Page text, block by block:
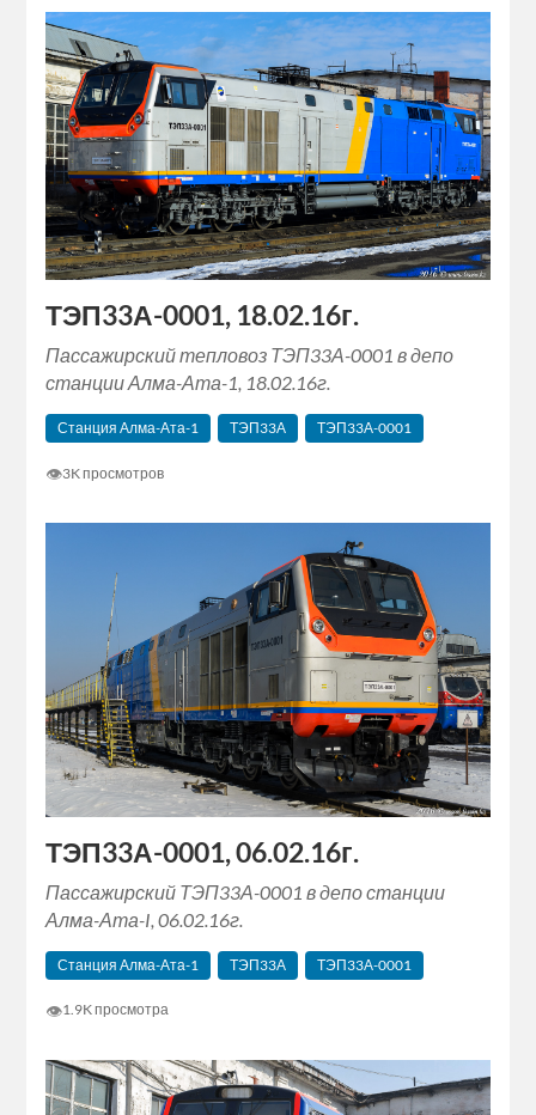
ТЭП33А-0001, 18.02.16г.
Пассажирский тепловоз ТЭП33А-0001 в депо
станции Алма-Ата-1, 18.02.16г.
Станция Алма-Ата-1 ТЭП33А ТЭП33А-0001
👁3K просмотров
ТЭП33А-0001, 06.02.16г.
Пассажирский ТЭП33А-0001 в депо станции
Алма-Ата-I, 06.02.16г.
Станция Алма-Ата-1 ТЭП33А ТЭП33А-0001
👁1.9K просмотра